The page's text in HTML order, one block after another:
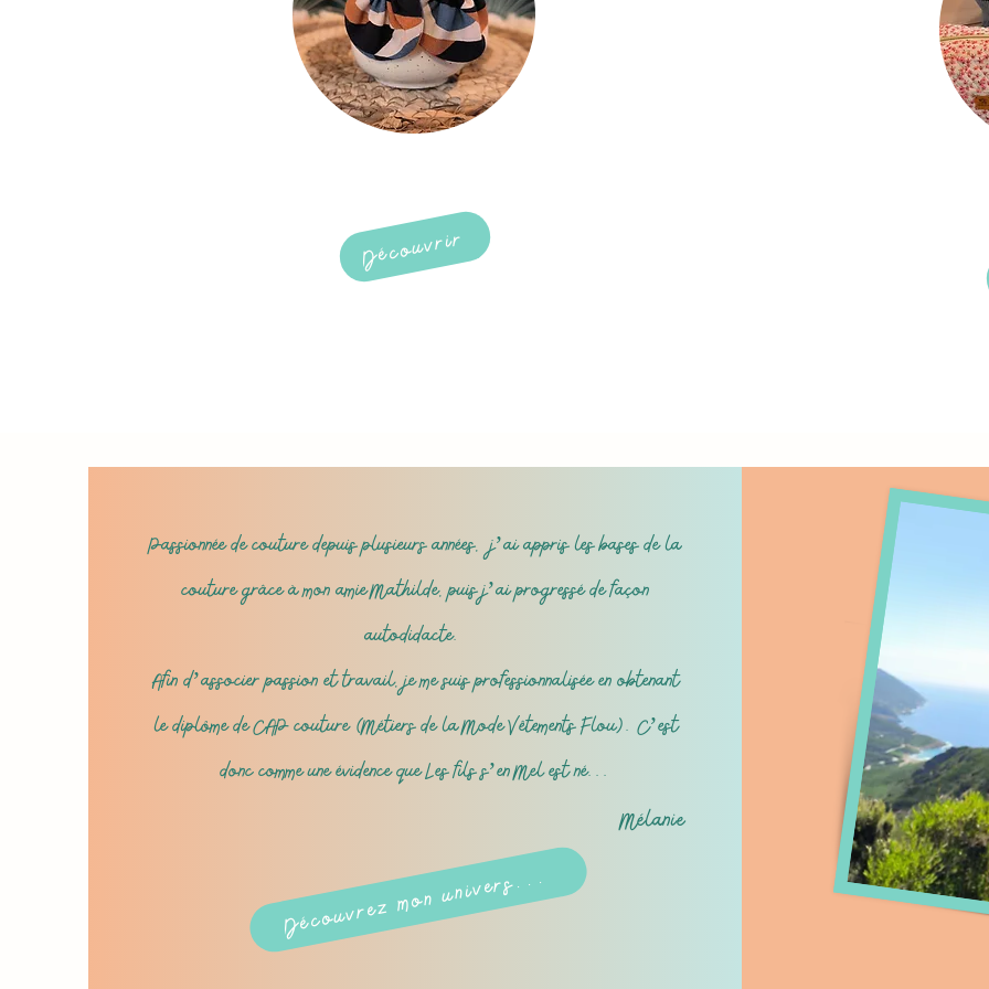
Découvrir
Passionnée de couture depuis plusieurs années, j’ai appris les bases de la
couture grâce à mon amie Mathilde, puis j’ai progressé de façon
autodidacte.
Afin d’associer passion et travail, je me suis professionnalisée en obtenant
le diplôme de CAP couture (Métiers de la Mode Vêtements Flou). C’est
donc comme une évidence que Les fils s’en Mel est né...
Mélanie
Découvrez mon univers...